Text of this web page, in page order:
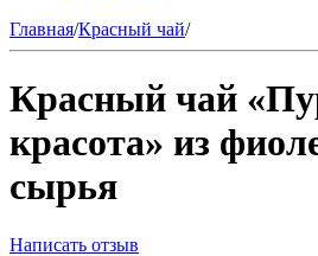
Главная/Красный чай/
Красный чай
красота» из
сырья
Написать отзыв